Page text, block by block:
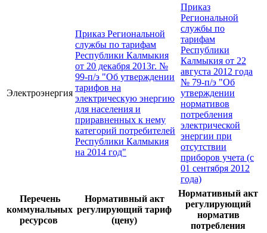
Электроэнергия
Приказ Региональной
службы по тарифам
Республики Калмыкия
от 20 декабря 2013г. №
99-п/э "Об утверждении
тарифов на
электрическую энергию
для населения и
приравненных к нему
категорий потребителей
Республики Калмыкия
на 2014 год"
Приказ
Региональной
службы по
тарифам
Республики
Калмыкия от 22
августа 2012 года
№ 79-п/э "Об
утверждении
нормативов
потребления
электрической
энергии при
отсутствии
приборов учета (с
01 сентября 2012
года)
Перечень
коммунальных
ресурсов
Нормативный акт
регулирующий тариф
(цену)
Нормативный акт
регулирующий
норматив
потребления